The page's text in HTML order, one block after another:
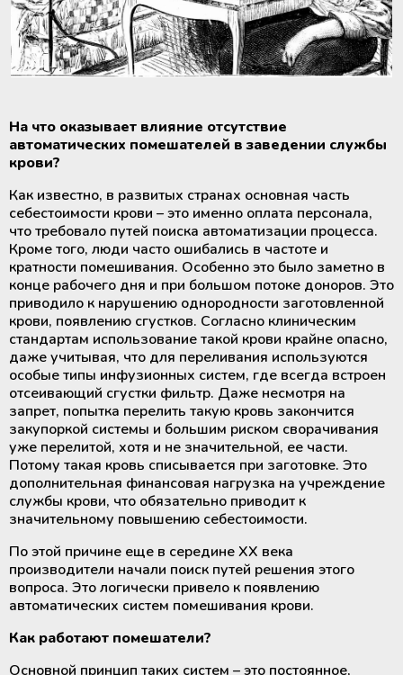
На что оказывает влияние отсутствие
автоматических помешателей в заведении службы
крови?
Как известно, в развитых странах основная часть
себестоимости крови – это именно оплата персонала,
что требовало путей поиска автоматизации процесса.
Кроме того, люди часто ошибались в частоте и
кратности помешивания. Особенно это было заметно в
конце рабочего дня и при большом потоке доноров. Это
приводило к нарушению однородности заготовленной
крови, появлению сгустков. Согласно клиническим
стандартам использование такой крови крайне опасно,
даже учитывая, что для переливания используются
особые типы инфузионных систем, где всегда встроен
отсеивающий сгустки фильтр. Даже несмотря на
запрет, попытка перелить такую ​​кровь закончится
закупоркой системы и большим риском сворачивания
уже перелитой, хотя и не значительной, ее части.
Потому такая кровь списывается при заготовке. Это
дополнительная финансовая нагрузка на учреждение
службы крови, что обязательно приводит к
значительному повышению себестоимости.
По этой причине еще в середине XX века
производители начали поиск путей решения этого
вопроса. Это логически привело к появлению
автоматических систем помешивания крови.
Как работают помешатели?
Основной принцип таких систем – это постоянное,